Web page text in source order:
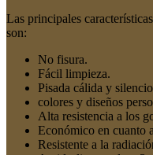
Las principales
son:
No fisura.
Fácil limpieza.
Pisada cálida y
colores y diseños
Alta resistencia a los
Económico en cuanto
Resistente a la